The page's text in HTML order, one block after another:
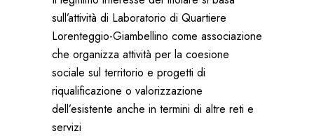
sull’attività di Laboratorio di Quartiere
Lorenteggio-Giambellino come associazione
che organizza attività per la coesione
sociale sul territorio e progetti di
riqualificazione o valorizzazione
dell’esistente anche in termini di altre reti e
servizi